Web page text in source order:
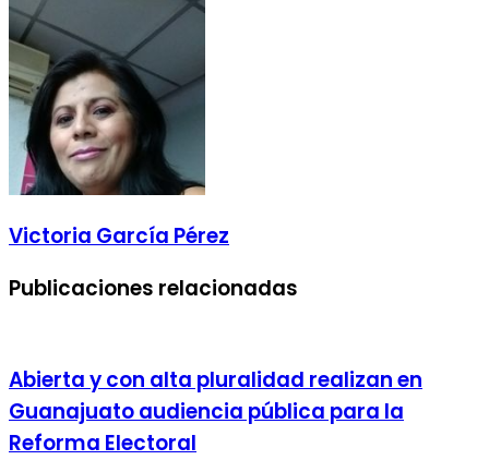
electrónico
Victoria García Pérez
Publicaciones relacionadas
Abierta y con alta pluralidad realizan en
Guanajuato audiencia pública para la
Reforma Electoral